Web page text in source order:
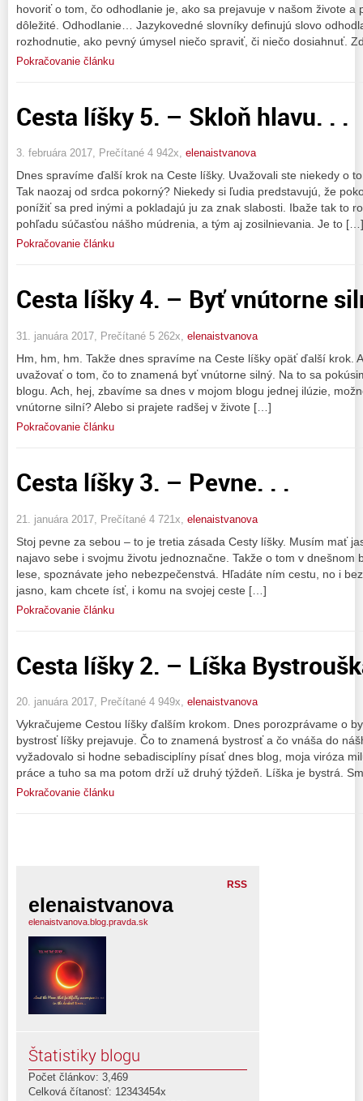
hovoriť o tom, čo odhodlanie je, ako sa prejavuje v našom živote a
dôležité. Odhodlanie… Jazykovedné slovníky definujú slovo
rozhodnutie, ako pevný úmysel niečo spraviť, či niečo dosiahnuť.
Pokračovanie článku
Cesta líšky 5. – Skloň hlavu. . .
3. februára 2017, Prečítané 4 942x, elenaistvanova
Dnes spravíme ďalší krok na Ceste líšky. Uvažovali ste niekedy o
Tak naozaj od srdca pokorný? Niekedy si ľudia predstavujú, že
ponížiť sa pred inými a pokladajú ju za znak slabosti. Ibaže tak to
pohľadu súčasťou nášho múdrenia, a tým aj zosilnievania. Je to […]
Pokračovanie článku
Cesta líšky 4. – Byť vnútorne
31. januára 2017, Prečítané 5 262x, elenaistvanova
Hm, hm, hm. Takže dnes spravíme na Ceste líšky opäť ďalší krok.
uvažovať o tom, čo to znamená byť vnútorne silný. Na to sa
blogu. Ach, hej, zbavíme sa dnes v mojom blogu jednej ilúzie,
vnútorne silní? Alebo si prajete radšej v živote […]
Pokračovanie článku
Cesta líšky 3. – Pevne. . .
21. januára 2017, Prečítané 4 721x, elenaistvanova
Stoj pevne za sebou – to je tretia zásada Cesty líšky. Musím mať
najavo sebe i svojmu životu jednoznačne. Takže o tom v
lese, spoznávate jeho nebezpečenstvá. Hľadáte ním cestu, no i
jasno, kam chcete ísť, i komu na svojej ceste […]
Pokračovanie článku
Cesta líšky 2. – Líška
20. januára 2017, Prečítané 4 949x, elenaistvanova
Vykračujeme Cestou líšky ďalším krokom. Dnes porozprávame o
bystrosť líšky prejavuje. Čo to znamená bystrosť a čo vnáša do
vyžadovalo si hodne sebadisciplíny písať dnes blog, moja viróza
práce a tuho sa ma potom drží už druhý týždeň. Líška je bystrá.
Pokračovanie článku
RSS
elenaistvanova
elenaistvanova.blog.pravda.sk
Štatistiky blogu
Počet článkov: 3,469
Celková čítanosť: 12343454x